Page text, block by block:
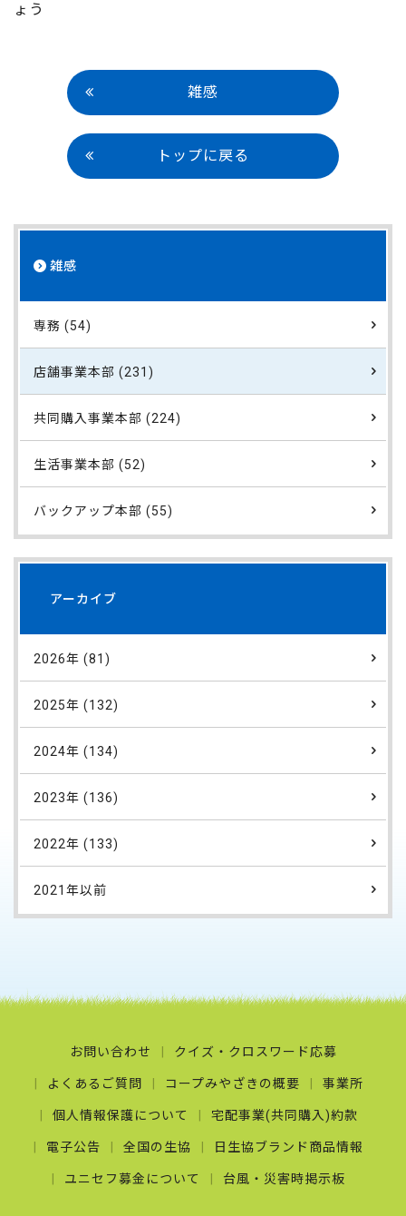
ょう
雑感
トップに戻る
雑感
専務 (54)
店舗事業本部 (231)
共同購入事業本部 (224)
生活事業本部 (52)
バックアップ本部 (55)
アーカイブ
2026年 (81)
2025年 (132)
2024年 (134)
2023年 (136)
2022年 (133)
2021年以前
お問い合わせ クイズ・クロスワード応募
よくあるご質問 コープみやざきの概要 事業所
個人情報保護について 宅配事業(共同購入)約款
電子公告 全国の生協 日生協ブランド商品情報
ユニセフ募金について 台風・災害時掲示板